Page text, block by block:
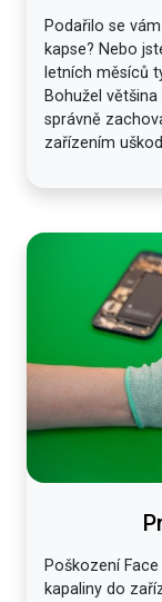
Podařilo se
kapse? Nebo
letních měsíců
Bohužel
správně
zařízením
Poškození
kapaliny do